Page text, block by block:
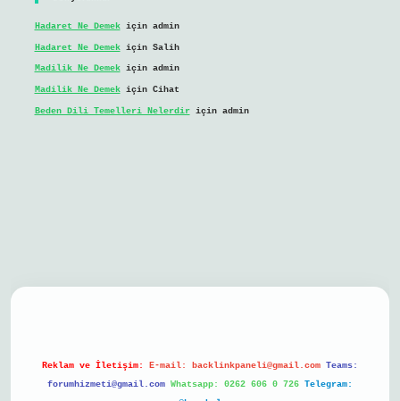
Hadaret Ne Demekiçin admin
Hadaret Ne Demekiçin Salih
Madilik Ne Demekiçin admin
Madilik Ne Demekiçin Cihat
Beden Dili Temelleri Nelerdiriçin admin
Reklam ve İletişim: E-mail: backlinkpaneli@gmail.com Teams:
forumhizmeti@gmail.com Whatsapp: 0262 606 0 726 Telegram: